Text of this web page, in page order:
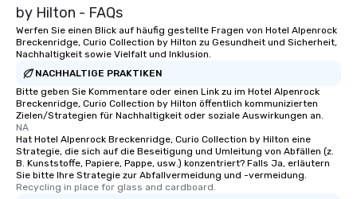
by Hilton - FAQs
Werfen Sie einen Blick auf häufig gestellte Fragen von Hotel Alpenrock
Breckenridge, Curio Collection by Hilton zu Gesundheit und Sicherheit,
Nachhaltigkeit sowie Vielfalt und Inklusion.
NACHHALTIGE PRAKTIKEN
Bitte geben Sie Kommentare oder einen Link zu im Hotel Alpenrock
Breckenridge, Curio Collection by Hilton öffentlich kommunizierten
Zielen/Strategien für Nachhaltigkeit oder soziale Auswirkungen an.
NA
Hat Hotel Alpenrock Breckenridge, Curio Collection by Hilton eine
Strategie, die sich auf die Beseitigung und Umleitung von Abfällen (z.
B. Kunststoffe, Papiere, Pappe, usw.) konzentriert? Falls Ja, erläutern
Sie bitte Ihre Strategie zur Abfallvermeidung und -vermeidung.
Recycling in place for glass and cardboard.